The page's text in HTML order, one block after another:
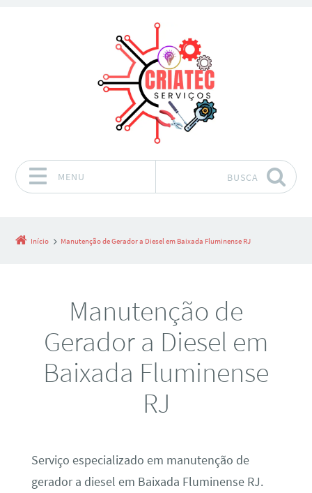
MENU BUSCA
Início Manutenção de Gerador a Diesel em Baixada Fluminense RJ
Manutenção de
Gerador a Diesel em
Baixada Fluminense
RJ
Serviço especializado em manutenção de
gerador a diesel em Baixada Fluminense RJ.